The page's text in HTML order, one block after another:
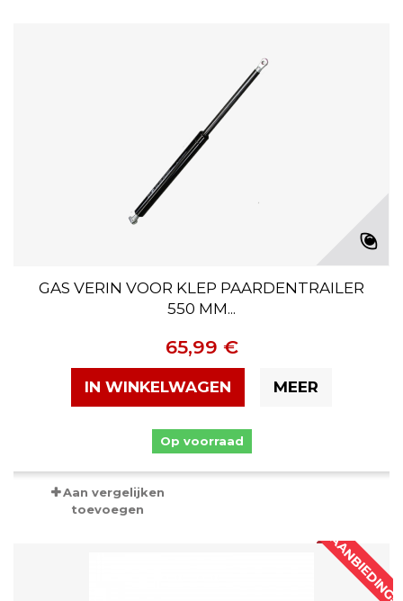
GAS VERIN VOOR KLEP PAARDENTRAILER
550 MM...
65,99 €
IN WINKELWAGEN MEER
Op voorraad
Aan vergelijken
toevoegen
AANBIEDING!